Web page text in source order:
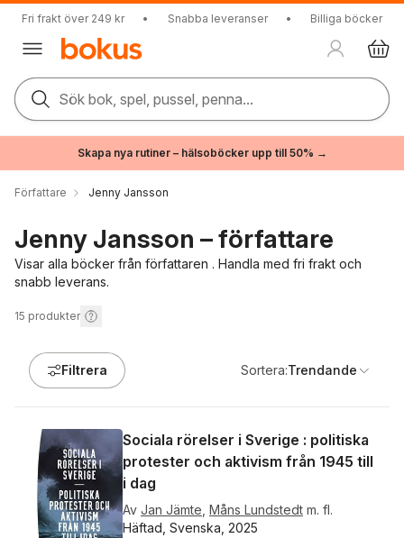
Fri frakt över 249 kr • Snabba leveranser • Billiga böcker
Sök bok, spel, pussel, penna...
Skapa nya rutiner – hälsoböcker upp till 50% →
Författare Jenny Jansson
Jenny Jansson – författare
Visar alla böcker från författaren . Handla med fri frakt och
snabb leverans.
15 produkter
Filtrera Sortera:Trendande
Sociala rörelser i Sverige : politiska
protester och aktivism från 1945 till
i dag
Av Jan Jämte Måns Lundstedt m. fl.
Häftad, Svenska, 2025